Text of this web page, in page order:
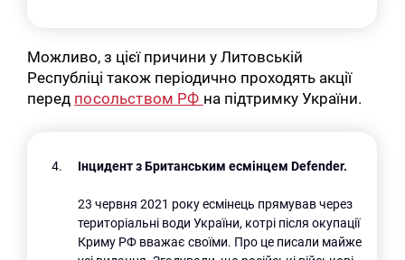
Можливо, з цієї причини у Литовській
Республіці також періодично проходять акції
перед посольством РФ на підтримку України.
Інцидент з Британським есмінцем Defender.
23 червня 2021 року есмінець прямував через
територіальні води України, котрі після окупації
Криму РФ вважає своїми. Про це писали майже